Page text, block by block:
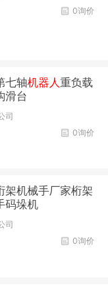
0询价
七轴机器人重负载
滑台
司
0询价
架机械手厂家桁架
码垛机
司
0询价